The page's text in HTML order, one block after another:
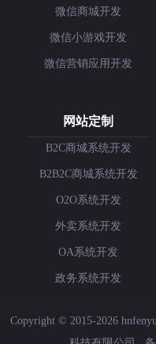
微信商城开发
微信小游戏开发
微信营销应用开发
网站定制
B2C商城系统开发
B2B2C商城系统开发
O2O系统开发
外卖系统开发
OA系统开发
政务系统开发
Copyright © 2015-2026